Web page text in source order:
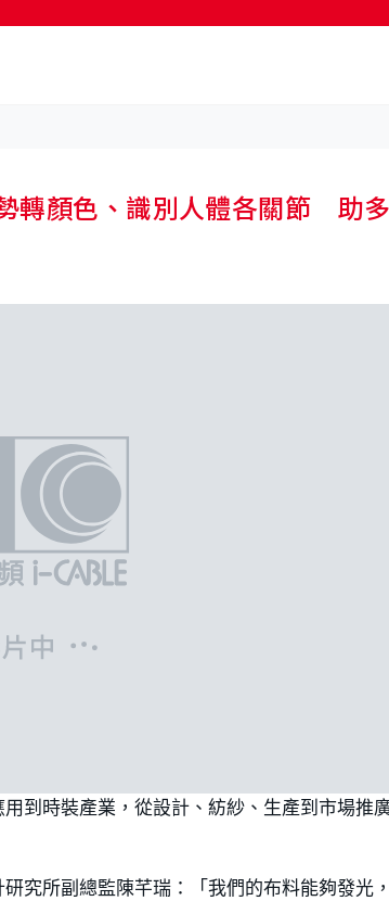
轉顏色、識別人體各關節 助
到時裝產業，從設計、紡紗、生產到市場推
究所副總監陳芊瑞：「我們的布料能夠發光